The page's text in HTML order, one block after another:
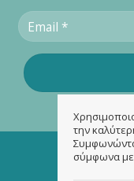
την
σύμφωνα με